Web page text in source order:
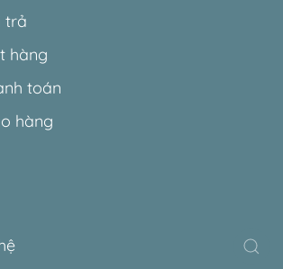
trả
hàng
toán
hàng